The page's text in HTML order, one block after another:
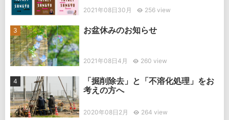
2021年08日30月 256 view
お盆休みのお知らせ
2021年08日4月 260 view
「掘削除去」と「不溶化処理」をお
考えの方へ
2020年08日2月 264 view